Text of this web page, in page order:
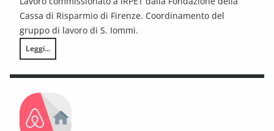
Cassa di Risparmio di Firenze. Coordinamento del
gruppo di lavoro di S. Iommi.
Leggi...
Economia, società e cultura in Toscana e nei suoi territori. Quarto